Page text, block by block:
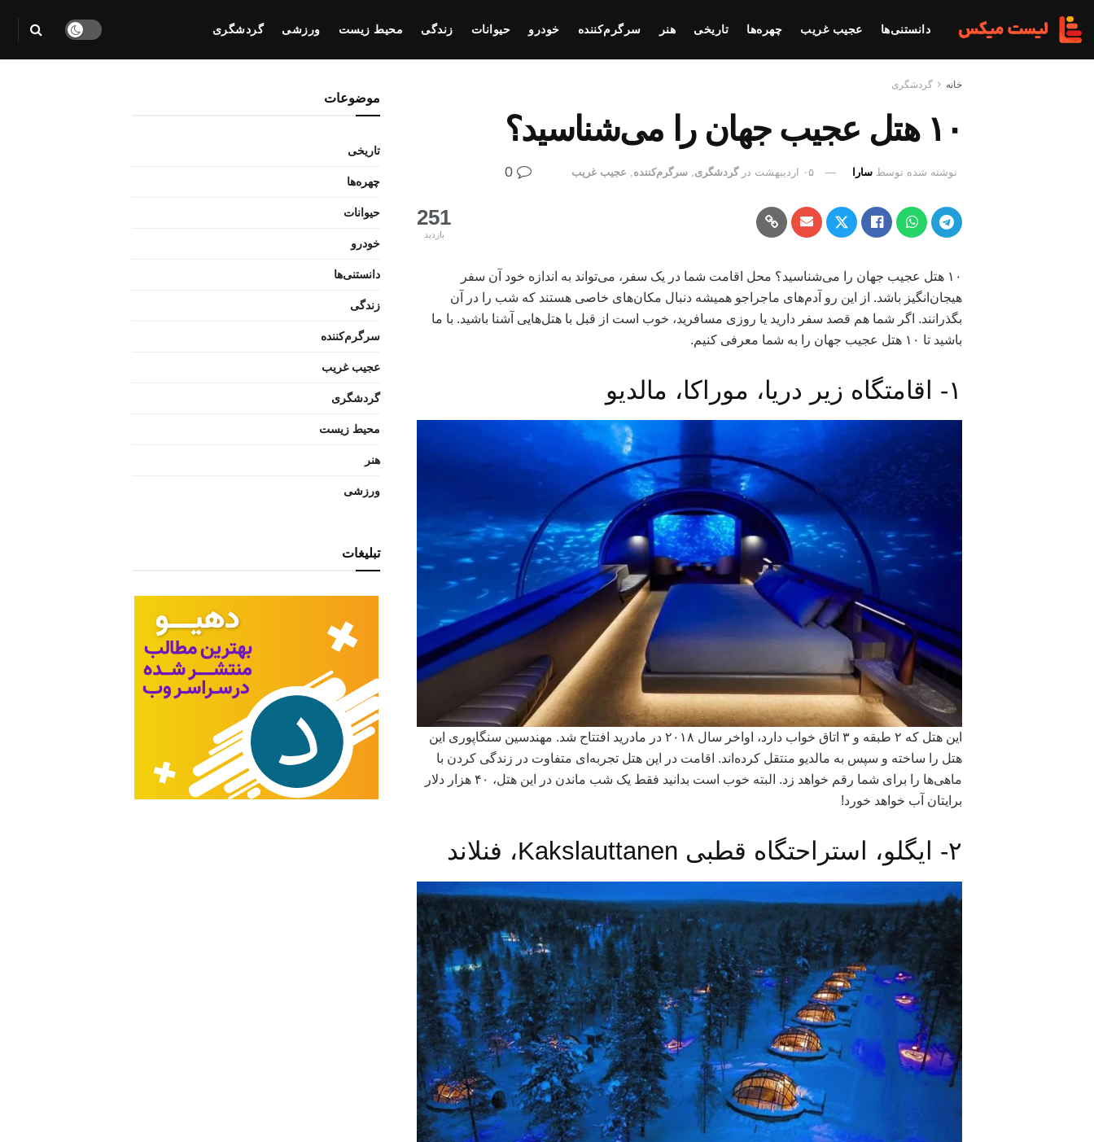
دانستنی‌ها عجیب غریب چهره‌ها تاریخی هنر سرگرم‌کننده خودرو حیوانات زندگی محیط زیست ورزشی گردشگری
خانه گردشگری
۱۰ هتل‌ عجیب جهان را می‌شناسید؟
نوشته شده توسط سارا ۰۵ اردیبهشت در گردشگری سرگرم‌کننده عجیب غریب
251
بازدید
۱۰ هتل‌ عجیب جهان را می‌شناسید؟ محل اقامت شما در یک سفر، می‌تواند به اندازه خود آن سفر
هیجان‌انگیز باشد. از این رو آدم‌های ماجراجو همیشه دنبال مکان‌های خاصی هستند که شب را در آن
بگذرانند. اگر شما هم قصد سفر دارید یا روزی مسافرید، خوب است از قبل با هتل‌هایی آشنا باشید. با ما
باشید تا ۱۰ هتل‌ عجیب جهان را به شما معرفی کنیم.
۱- اقامتگاه زیر دریا، موراکا، مالدیو
این هتل که ۲ طبقه و ۳ اتاق خواب دارد، اواخر سال ۲۰۱۸ در مادرید افتتاح شد. مهندسین سنگاپوری این
هتل را ساخته و سپس به مالدیو منتقل کرده‌اند. اقامت در این هتل تجربه‌ای متفاوت در زندگی کردن با
ماهی‌ها را برای شما رقم خواهد زد. البته خوب است بدانید فقط یک شب ماندن در این هتل، ۴۰ هزار دلار
برایتان آب خواهد خورد!
۲- ایگلو، استراحتگاه قطبی Kakslauttanen، فنلاند
موضوعات
تاریخی
چهره‌ها
حیوانات
خودرو
دانستنی‌ها
زندگی
سرگرم‌کننده
عجیب غریب
گردشگری
محیط زیست
هنر
ورزشی
تبلیغات